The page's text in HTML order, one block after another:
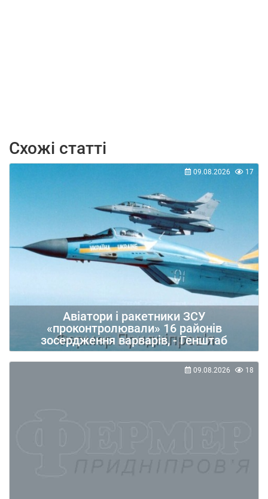
Схожі статті
Авіатори і ракетники ЗСУ
«проконтролювали» 16 районів
зосердження варварів, - Генштаб
09.08.2026 17
09.08.2026 18